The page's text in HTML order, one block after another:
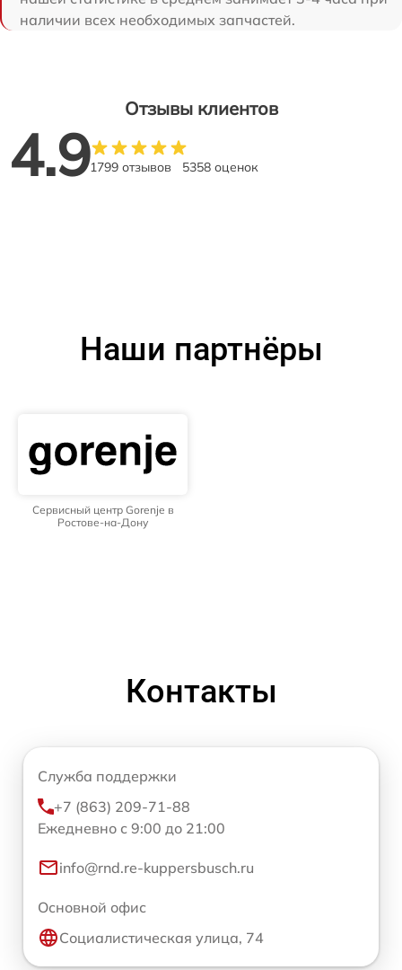
наличии всех необходимых запчастей.
Отзывы клиентов
4.91799 отзывов 5358 оценок
Наши партнёры
Сервисный центр Gorenje в
Ростове-на-Дону
Контакты
Служба поддержки
+7 (863) 209-71-88
Ежедневно с 9:00 до 21:00
info@rnd.re-kuppersbusch.ru
Основной офис
Социалистическая улица, 74